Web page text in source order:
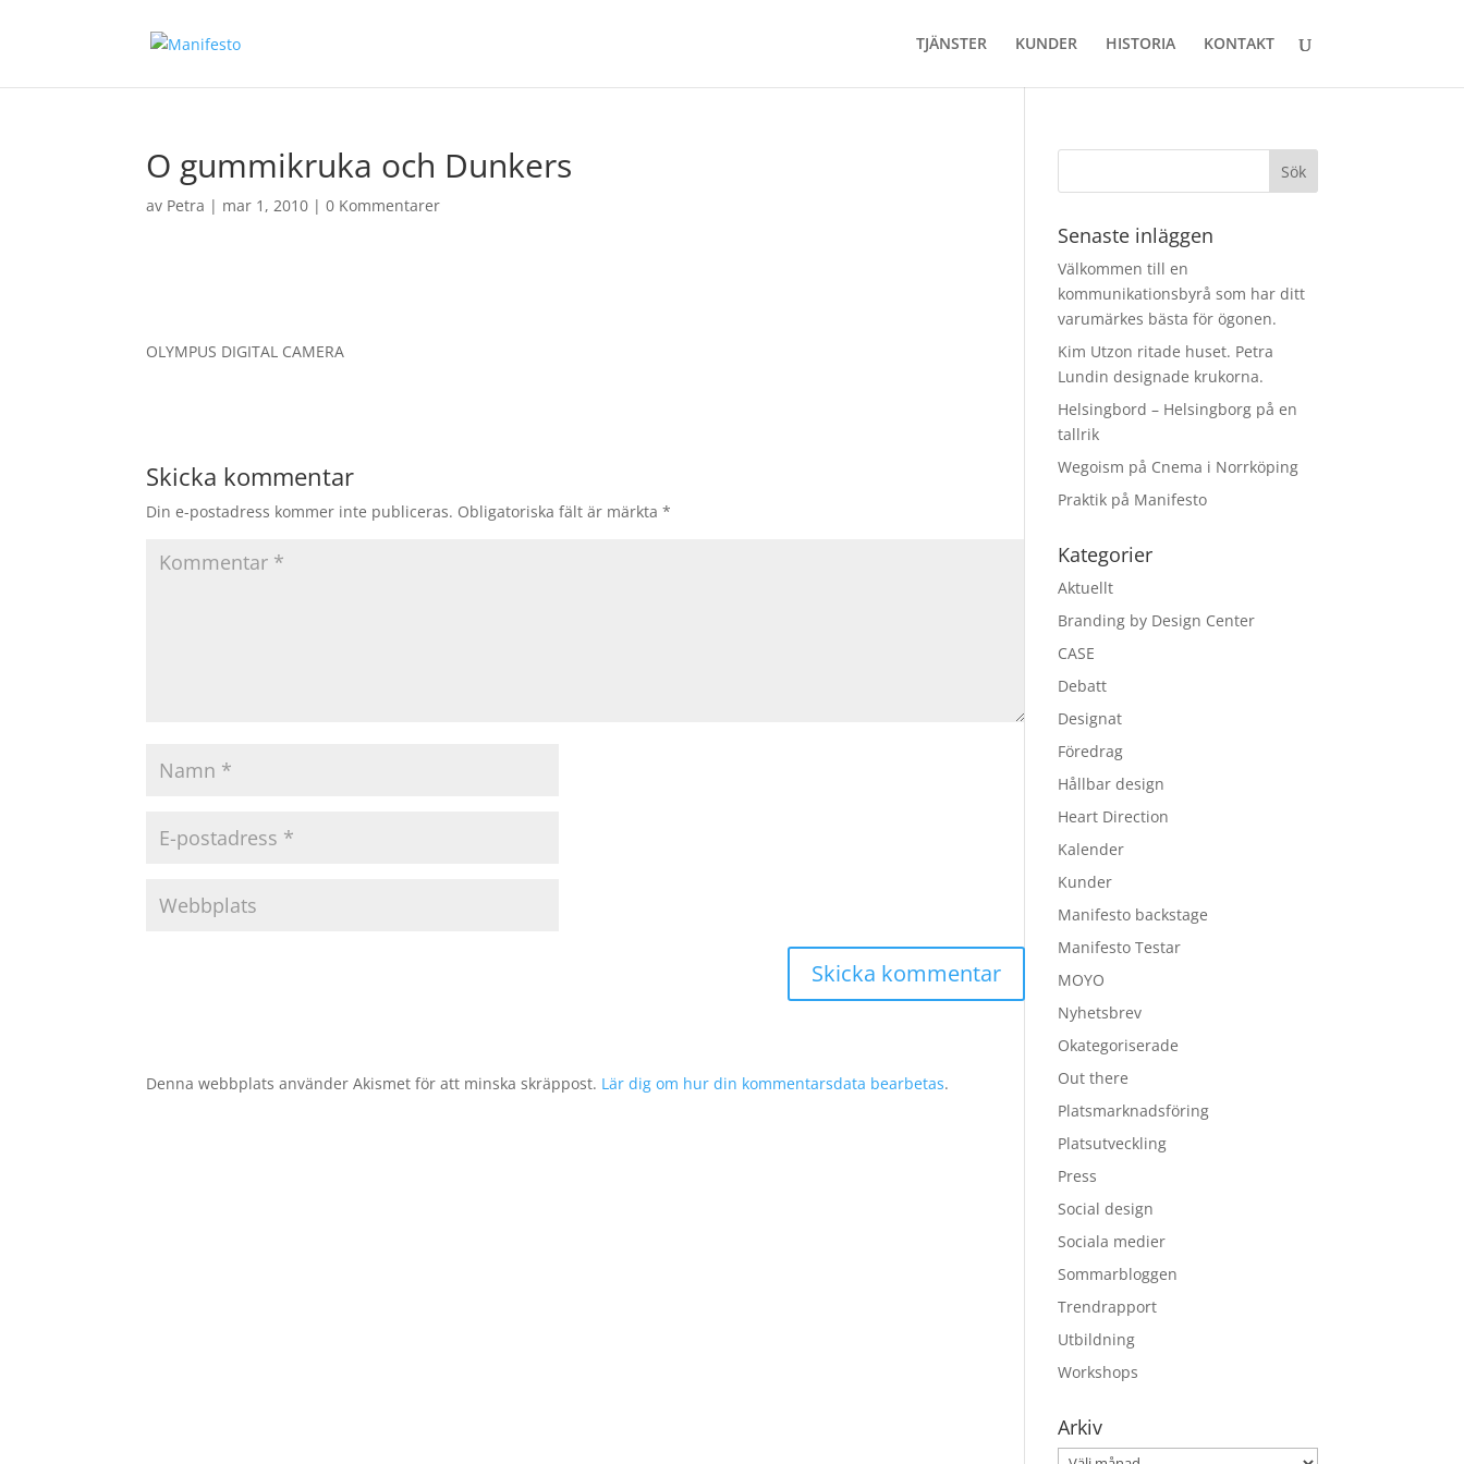
TJÄNSTER KUNDER HISTORIA KONTAKT
O gummikruka och Dunkers
av Petra | mar 1, 2010 |0 Kommentarer
OLYMPUS DIGITAL CAMERA
Skicka kommentar
Din e-postadress kommer inte publiceras. Obligatoriska fält är märkta*
Denna webbplats använder Akismet för att minska skräppost. Lär dig om hur din kommentarsdata bearbetas.
Senaste inläggen
Välkommen till en
kommunikationsbyrå som har ditt
varumärkes bästa för ögonen.
Kim Utzon ritade huset. Petra
Lundin designade krukorna.
Helsingbord – Helsingborg på en
tallrik
Wegoism på Cnema i Norrköping
Praktik på Manifesto
Kategorier
Aktuellt
Branding by Design Center
CASE
Debatt
Designat
Föredrag
Hållbar design
Heart Direction
Kalender
Kunder
Manifesto backstage
Manifesto Testar
MOYO
Nyhetsbrev
Okategoriserade
Out there
Platsmarknadsföring
Platsutveckling
Press
Social design
Sociala medier
Sommarbloggen
Trendrapport
Utbildning
Workshops
Arkiv
Arkiv